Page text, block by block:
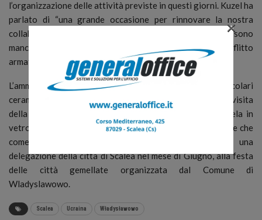
l’organizzazione delle attività previste in questi giorni. Kuzel ha
parlato di “una grande occasione per rinnovare la nostra
collaborazione e instaurare nuove amicizie” e non sono
mancate anche parole di sostegno alle vittime del conflitto
armato in Ucraina.
L’amministrazione comunale ha poi consegnato delle particolari
ceramiche artigianali realizzate appositamente per la visita
della delegazione polacca che ha ricambiato con una vela in
vetro e cristallo simbolo del percorso da compiere insieme che
come prossima tappa prevede la partecipazione i una
delegazione della città di Scalea nel mese di Giugno, alla festa
delle città gemellate organizzata dal Comune di
Wladyslawowo.
Scalea Ucraina Władysławowo
×